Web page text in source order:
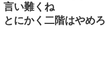
言い難くね
とにかく二階はやめろ